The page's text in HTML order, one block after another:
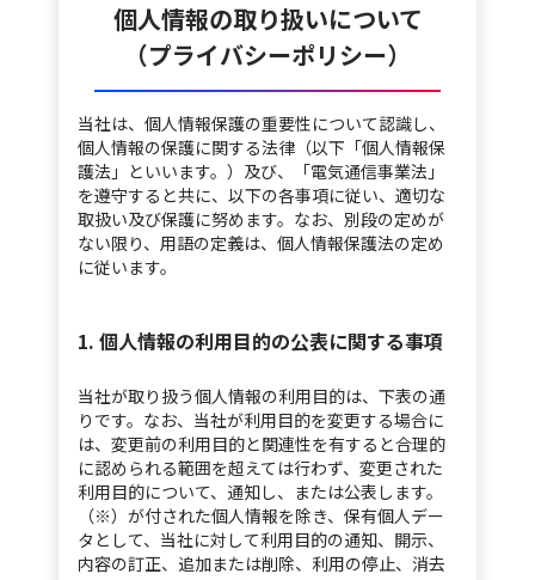
個人情報の取り扱いについて
（プライバシーポリシー）
当社は、個人情報保護の重要性について認識し、
個人情報の保護に関する法律（以下「個人情報保
護法」といいます。）及び、「電気通信事業法」
を遵守すると共に、以下の各事項に従い、適切な
取扱い及び保護に努めます。なお、別段の定めが
ない限り、用語の定義は、個人情報保護法の定め
に従います。
1. 個人情報の利用目的の公表に関する事項
当社が取り扱う個人情報の利用目的は、下表の通
りです。なお、当社が利用目的を変更する場合に
は、変更前の利用目的と関連性を有すると合理的
に認められる範囲を超えては行わず、変更された
利用目的について、通知し、または公表します。
（※）が付された個人情報を除き、保有個人デー
タとして、当社に対して利用目的の通知、開示、
内容の訂正、追加または削除、利用の停止、消去